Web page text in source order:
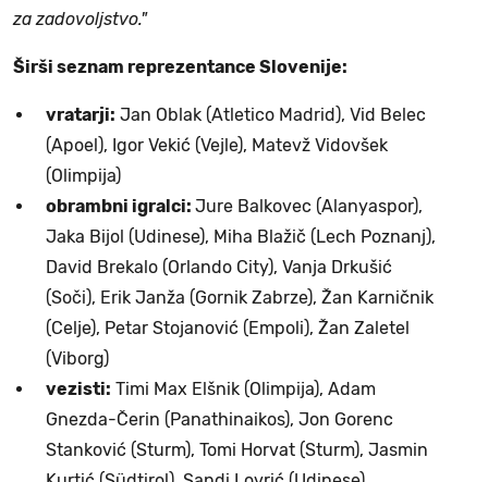
za zadovoljstvo."
Širši seznam reprezentance Slovenije:
vratarji: Jan Oblak (Atletico Madrid), Vid Belec
(Apoel), Igor Vekić (Vejle), Matevž Vidovšek
(Olimpija)
obrambni igralci: Jure Balkovec (Alanyaspor),
Jaka Bijol (Udinese), Miha Blažič (Lech Poznanj),
David Brekalo (Orlando City), Vanja Drkušić
(Soči), Erik Janža (Gornik Zabrze), Žan Karničnik
(Celje), Petar Stojanović (Empoli), Žan Zaletel
(Viborg)
vezisti: Timi Max Elšnik (Olimpija), Adam
Gnezda-Čerin (Panathinaikos), Jon Gorenc
Stanković (Sturm), Tomi Horvat (Sturm), Jasmin